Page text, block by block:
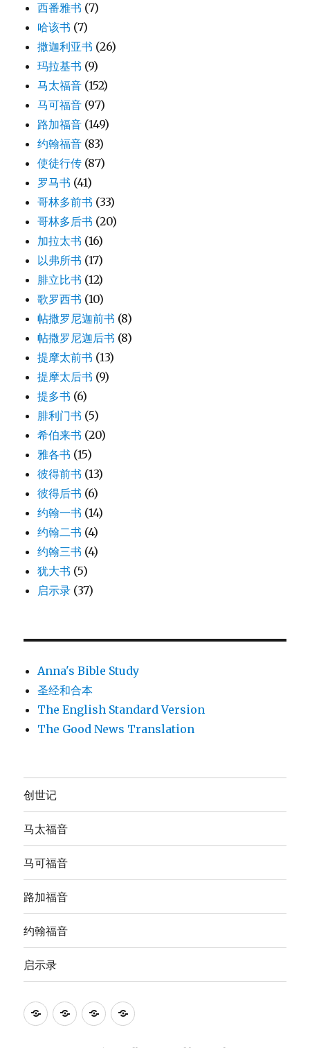
西番雅书 (7)
哈该书 (7)
撒迦利亚书 (26)
玛拉基书 (9)
马太福音 (152)
马可福音 (97)
路加福音 (149)
约翰福音 (83)
使徒行传 (87)
罗马书 (41)
哥林多前书 (33)
哥林多后书 (20)
加拉太书 (16)
以弗所书 (17)
腓立比书 (12)
歌罗西书 (10)
帖撒罗尼迦前书 (8)
帖撒罗尼迦后书 (8)
提摩太前书 (13)
提摩太后书 (9)
提多书 (6)
腓利门书 (5)
希伯来书 (20)
雅各书 (15)
彼得前书 (13)
彼得后书 (6)
约翰一书 (14)
约翰二书 (4)
约翰三书 (4)
犹大书 (5)
启示录 (37)
Anna's Bible Study
圣经和合本
The English Standard Version
The Good News Translation
创世记
马太福音
马可福音
路加福音
约翰福音
启示录
Anna's
圣
The The